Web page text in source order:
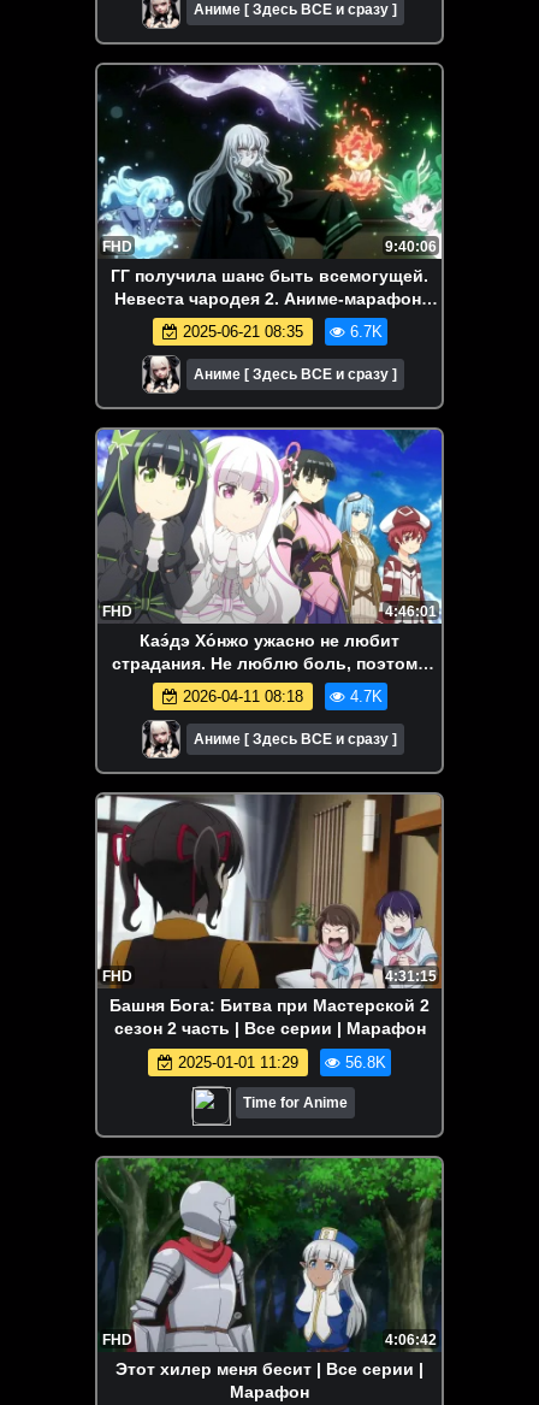
Аниме [ Здесь ВСЕ и сразу ]
FHD 9:40:06
ГГ получила шанс быть всемогущей.
Невеста чародея 2. Аниме-марафон.
Все серии подряд.
2025-06-21 08:35 6.7K
Аниме [ Здесь ВСЕ и сразу ]
FHD 4:46:01
Каэ́дэ Хо́нжо ужасно не любит
страдания. Не люблю боль, поэтому
собираюсь вкачать всё в защиту.
Аниме-марафон. Все серии подряд.
2026-04-11 08:18 4.7K
Аниме [ Здесь ВСЕ и сразу ]
FHD 4:31:15
Башня Бога: Битва при Мастерской 2
сезон 2 часть | Все серии | Марафон
2025-01-01 11:29 56.8K
Time for Anime
FHD 4:06:42
Этот хилер меня бесит | Все серии |
Марафон